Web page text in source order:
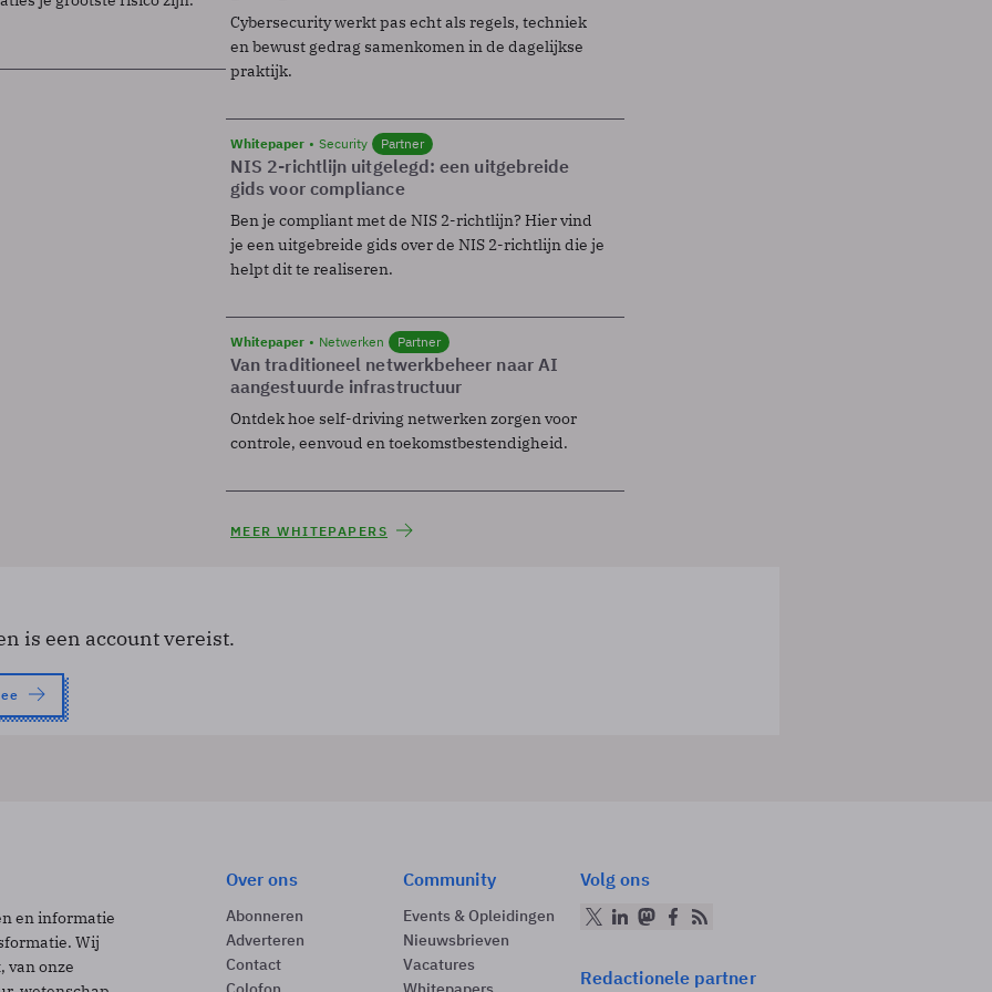
Cybersecurity werkt pas echt als regels, techniek
en bewust gedrag samenkomen in de dagelijkse
praktijk.
Whitepaper Security Partner
NIS 2-richtlijn uitgelegd: een uitgebreide
gids voor compliance
Ben je compliant met de NIS 2-richtlijn? Hier vind
je een uitgebreide gids over de NIS 2-richtlijn die je
helpt dit te realiseren.
Whitepaper Netwerken Partner
Van traditioneel netwerkbeheer naar AI
aangestuurde infrastructuur
Ontdek hoe self-driving netwerken zorgen voor
controle, eenvoud en toekomstbestendigheid.
MEER WHITEPAPERS
is een account vereist.
en informatie
Wij
van onze
Over ons
Abonneren
Adverteren
Contact
Community
Events & Opleidingen
Nieuwsbrieven
Vacatures
Volg ons
Redactionele partner